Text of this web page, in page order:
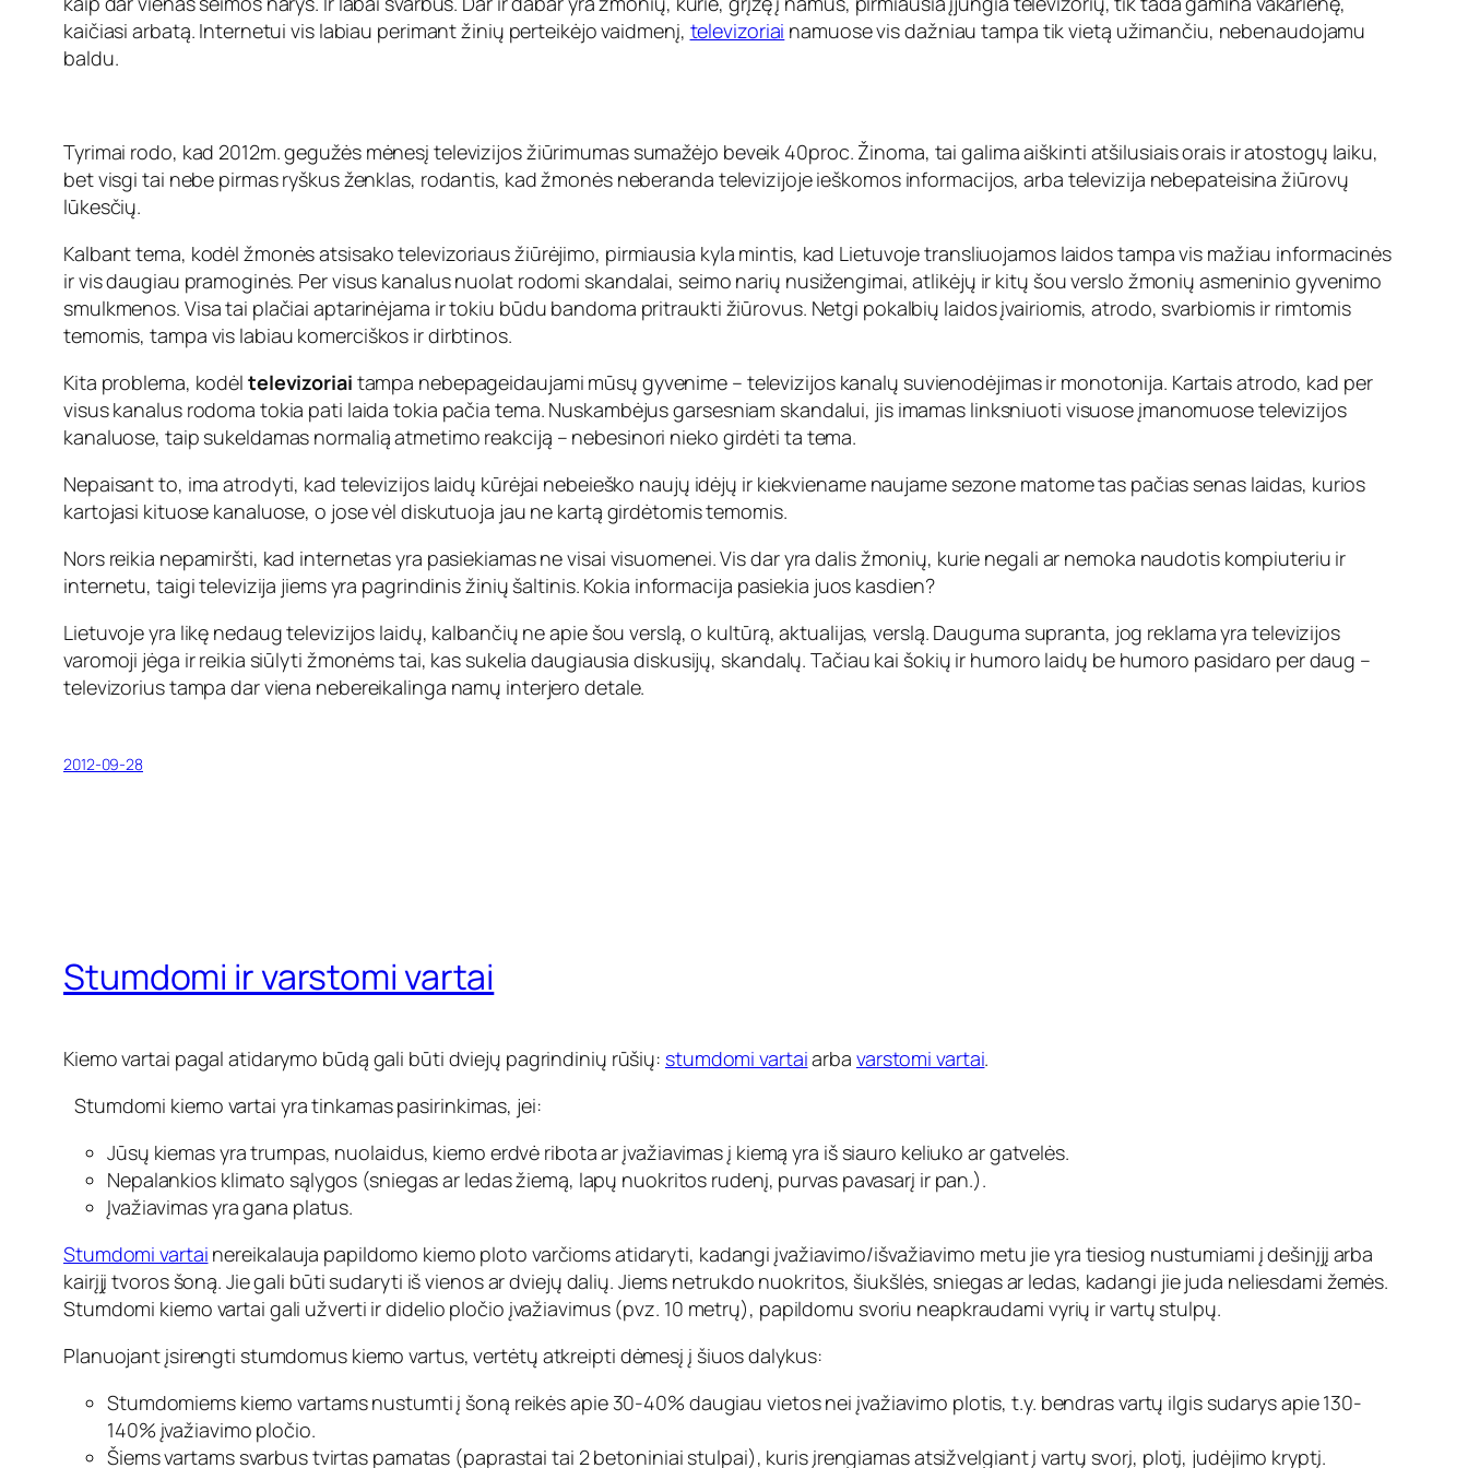
kaičiasi arbatą. Internetui vis labiau perimant žinių perteikėjo vaidmenį, televizoriai namuose vis dažniau tampa tik vietą užimančiu, nebenaudojamu
baldu.
Tyrimai rodo, kad 2012m. gegužės mėnesį televizijos žiūrimumas sumažėjo beveik 40proc. Žinoma, tai galima aiškinti atšilusiais orais ir atostogų laiku,
bet visgi tai nebe pirmas ryškus ženklas, rodantis, kad žmonės neberanda televizijoje ieškomos informacijos, arba televizija nebepateisina žiūrovų
lūkesčių.
Kalbant tema, kodėl žmonės atsisako televizoriaus žiūrėjimo, pirmiausia kyla mintis, kad Lietuvoje transliuojamos laidos tampa vis mažiau informacinės
ir vis daugiau pramoginės. Per visus kanalus nuolat rodomi skandalai, seimo narių nusižengimai, atlikėjų ir kitų šou verslo žmonių asmeninio gyvenimo
smulkmenos. Visa tai plačiai aptarinėjama ir tokiu būdu bandoma pritraukti žiūrovus. Netgi pokalbių laidos įvairiomis, atrodo, svarbiomis ir rimtomis
temomis, tampa vis labiau komerciškos ir dirbtinos.
Kita problema, kodėl televizoriai tampa nebepageidaujami mūsų gyvenime – televizijos kanalų suvienodėjimas ir monotonija. Kartais atrodo, kad per
visus kanalus rodoma tokia pati laida tokia pačia tema. Nuskambėjus garsesniam skandalui, jis imamas linksniuoti visuose įmanomuose televizijos
kanaluose, taip sukeldamas normalią atmetimo reakciją – nebesinori nieko girdėti ta tema.
Nepaisant to, ima atrodyti, kad televizijos laidų kūrėjai nebeieško naujų idėjų ir kiekviename naujame sezone matome tas pačias senas laidas, kurios
kartojasi kituose kanaluose, o jose vėl diskutuoja jau ne kartą girdėtomis temomis.
Nors reikia nepamiršti, kad internetas yra pasiekiamas ne visai visuomenei. Vis dar yra dalis žmonių, kurie negali ar nemoka naudotis kompiuteriu ir
internetu, taigi televizija jiems yra pagrindinis žinių šaltinis. Kokia informacija pasiekia juos kasdien?
Lietuvoje yra likę nedaug televizijos laidų, kalbančių ne apie šou verslą, o kultūrą, aktualijas, verslą. Dauguma supranta, jog reklama yra televizijos
varomoji jėga ir reikia siūlyti žmonėms tai, kas sukelia daugiausia diskusijų, skandalų. Tačiau kai šokių ir humoro laidų be humoro pasidaro per daug –
televizorius tampa dar viena nebereikalinga namų interjero detale.
2012-09-28
Stumdomi ir varstomi vartai
Kiemo vartai pagal atidarymo būdą gali būti dviejų pagrindinių rūšių: stumdomi vartaiarba varstomi vartai.
Stumdomi kiemo vartai yra tinkamas pasirinkimas, jei:
Jūsų kiemas yra trumpas, nuolaidus, kiemo erdvė ribota ar įvažiavimas į kiemą yra iš siauro keliuko ar gatvelės.
Nepalankios klimato sąlygos (sniegas ar ledas žiemą, lapų nuokritos rudenį, purvas pavasarį ir pan.).
Įvažiavimas yra gana platus.
Stumdomi vartai nereikalauja papildomo kiemo ploto varčioms atidaryti, kadangi įvažiavimo/išvažiavimo metu jie yra tiesiog nustumiami į dešinįjį arba
kairįjį tvoros šoną. Jie gali būti sudaryti iš vienos ar dviejų dalių. Jiems netrukdo nuokritos, šiukšlės, sniegas ar ledas, kadangi jie juda neliesdami žemės.
Stumdomi kiemo vartai gali užverti ir didelio pločio įvažiavimus (pvz. 10 metrų), papildomu svoriu neapkraudami vyrių ir vartų stulpų.
Planuojant įsirengti stumdomus kiemo vartus, vertėtų atkreipti dėmesį į šiuos dalykus:
Stumdomiems kiemo vartams nustumti į šoną reikės apie 30-40% daugiau vietos nei įvažiavimo plotis, t.y. bendras vartų ilgis sudarys apie 130-
140% įvažiavimo pločio.
Šiems vartams svarbus tvirtas pamatas (paprastai tai 2 betoniniai stulpai), kuris įrengiamas atsižvelgiant į vartų svorį, plotį, judėjimo kryptį.